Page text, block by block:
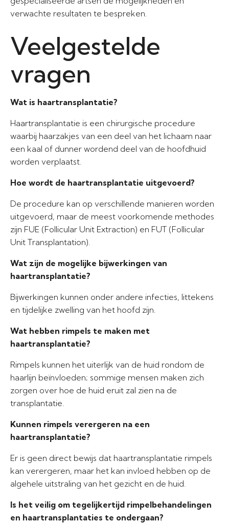
verwachte resultaten te bespreken.
Veelgestelde
vragen
Wat is haartransplantatie?
Haartransplantatie is een chirurgische procedure
waarbij haarzakjes van een deel van het lichaam naar
een kaal of dunner wordend deel van de hoofdhuid
worden verplaatst.
Hoe wordt de haartransplantatie uitgevoerd?
De procedure kan op verschillende manieren worden
uitgevoerd, maar de meest voorkomende methodes
zijn FUE (Follicular Unit Extraction) en FUT (Follicular
Unit Transplantation).
Wat zijn de mogelijke bijwerkingen van
haartransplantatie?
Bijwerkingen kunnen onder andere infecties, littekens
en tijdelijke zwelling van het hoofd zijn.
Wat hebben rimpels te maken met
haartransplantatie?
Rimpels kunnen het uiterlijk van de huid rondom de
haarlijn beïnvloeden; sommige mensen maken zich
zorgen over hoe de huid eruit zal zien na de
transplantatie.
Kunnen rimpels verergeren na een
haartransplantatie?
Er is geen direct bewijs dat haartransplantatie rimpels
kan verergeren, maar het kan invloed hebben op de
algehele uitstraling van het gezicht en de huid.
Is het veilig om tegelijkertijd rimpelbehandelingen
en haartransplantaties te ondergaan?